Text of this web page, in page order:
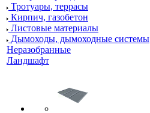
Тротуары, террасы
Кирпич, газобетон
Листовые материалы
Дымоходы, дымоходные системы
Неразобранные
Ландшафт